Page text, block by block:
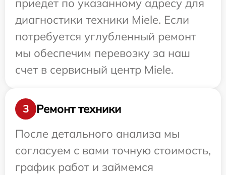
приедет по указанному адресу для
диагностики техники Miele. Если
потребуется углубленный ремонт
мы обеспечим перевозку за наш
счет в сервисный центр Miele.
3
Ремонт техники
После детального анализа мы
согласуем с вами точную стоимость,
график работ и займемся